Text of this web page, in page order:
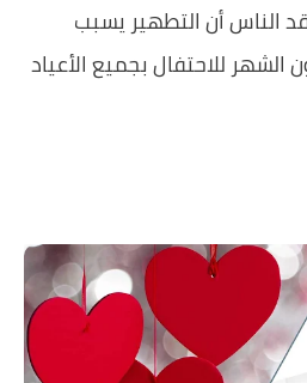
الناس أن التطهير يسبب
للاحتفال بجميع الأعياد